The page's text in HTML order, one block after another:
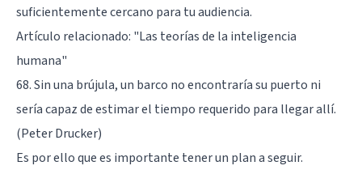
suficientemente cercano para tu audiencia.
Artículo relacionado: "Las teorías de la inteligencia
humana"
68. Sin una brújula, un barco no encontraría su puerto ni
sería capaz de estimar el tiempo requerido para llegar allí.
(Peter Drucker)
Es por ello que es importante tener un plan a seguir.